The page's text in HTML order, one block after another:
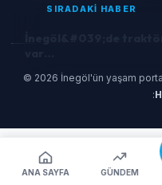
ANA SAYFA GÜNDEM
© 2026 İnegöl'ün yaşam
:
SIRADAKİ HABER